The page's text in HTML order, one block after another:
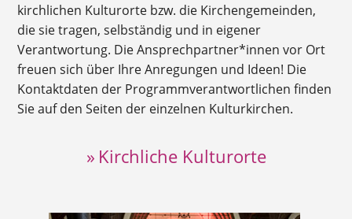
kirchlichen Kulturorte bzw. die Kirchengemeinden,
die sie tragen, selbständig und in eigener
Verantwortung. Die Ansprechpartner*innen vor Ort
freuen sich über Ihre Anregungen und Ideen! Die
Kontaktdaten der Programmverantwortlichen finden
Sie auf den Seiten der einzelnen Kulturkirchen.
» Kirchliche Kulturorte